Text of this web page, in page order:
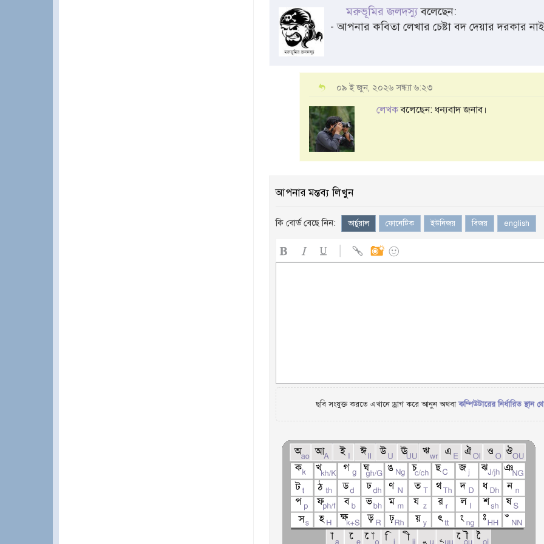
মরুভূমির জলদস্যুবলেছেন:
- আপনার কবিতা লেখার চেষ্টা বদ দেয়ার দরকার
০৯ ই জুন, ২০২৬ সন্ধ্যা ৬:২৩
লেখকবলেছেন: ধন্যবাদ জনাব।
আপনার মন্তব্য লিখুন
কি বোর্ড বেছে নিন: ভার্চুয়াল ফোনেটিক ইউনিজয় বিজয় english
ছবি সংযুক্ত করতে এখানে ড্রাগ করে আনুন অথবাকম্পিউটারের নির্ধারিত